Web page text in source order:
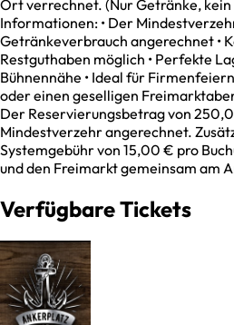
Ort verrechnet. (Nur Getränke, kein
Informationen: • Der
Getränkeverbrauch angerechnet •
Restguthaben möglich • Perfekte
Bühnennähe • Ideal für
oder einen geselligen
Der Reservierungsbetrag von
Mindestverzehr angerechnet.
Systemgebühr von 15,00 € pro
und den Freimarkt gemeinsam am
Verfügbare Tickets